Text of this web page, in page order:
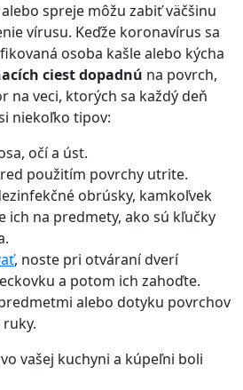
spreje môžu zabiť väčšinu
vírusu. Keďže koronavírus sa
osoba kašle alebo kýcha
ciest dopadnú na povrch,
na veci, ktorých sa každý deň
niekoľko tipov:
očí a úst.
použitím povrchy utrite.
obrúsky, kamkoľvek
ich na predmety, ako sú kľučky
, noste pri otváraní dverí
a potom ich zahoďte.
alebo dotyku povrchov
vašej kuchyni a kúpeľni boli